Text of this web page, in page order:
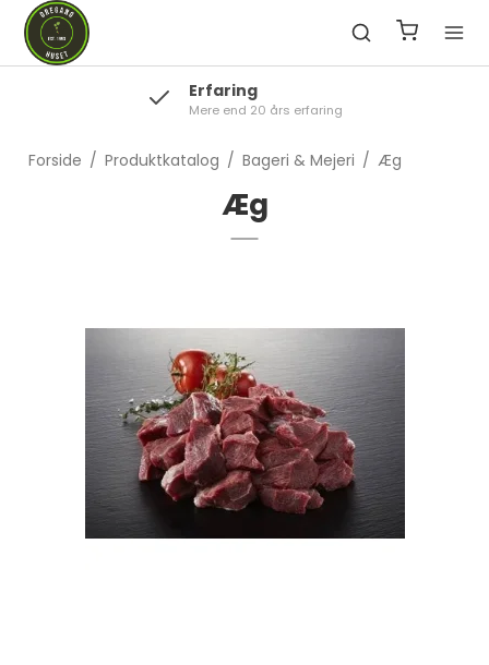
Erfaring
Mere end 20 års erfaring
Forside / Produktkatalog / Bageri & Mejeri / Æg
Æg